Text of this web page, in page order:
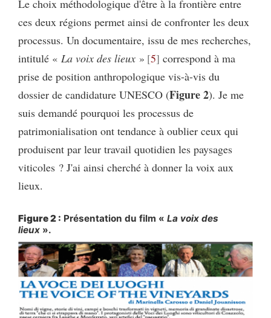
Le choix méthodologique d'être à la frontière entre
ces deux régions permet ainsi de confronter les deux
processus. Un documentaire, issu de mes recherches,
intitulé « La voix des lieux » 5 correspond à ma
prise de position anthropologique vis-à-vis du
dossier de candidature UNESCO (Figure 2). Je me
suis demandé pourquoi les processus de
patrimonialisation ont tendance à oublier ceux qui
produisent par leur travail quotidien les paysages
viticoles ? J'ai ainsi cherché à donner la voix aux
lieux.
Figure 2 : Présentation du film « La voix des
lieux ».